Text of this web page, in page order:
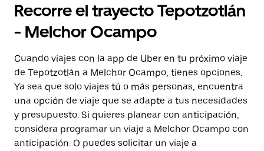
Recorre el trayecto Tepotzotlán
- Melchor Ocampo
Cuando viajes con la app de Uber en tu próximo viaje
de Tepotzotlán a Melchor Ocampo, tienes opciones.
Ya sea que solo viajes tú o más personas, encuentra
una opción de viaje que se adapte a tus necesidades
y presupuesto. Si quieres planear con anticipación,
considera programar un viaje a Melchor Ocampo con
anticipación. O puedes solicitar un viaje a